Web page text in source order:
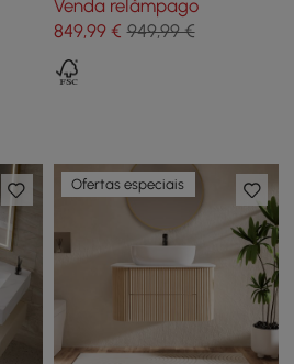
Arrumação
Venda relâmpago
849,99€ 949,99 €
Ofertas especiais